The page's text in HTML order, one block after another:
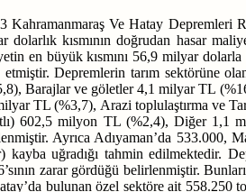
Kahramanmaraş Ve Hatay Depremleri
dolarlık kısmının doğrudan hasar
en büyük kısmını 56,9 milyar
etmiştir. Depremlerin tarım sektörüne
Barajlar ve göletler 4,1 milyar TL
TL (%3,7), Arazi toplulaştırma ve
602,5 milyon TL (%2,4), Diğer1,1
Ayrıca Adıyaman’da
kayba uğradığı tahmin edilmektedir.
zarar gördüğü belirlenmiştir.
bulunan özel sektöre ait 558.250